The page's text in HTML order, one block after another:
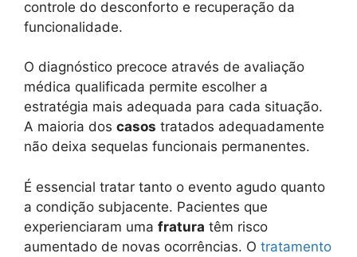
controle do desconforto e recuperação da
funcionalidade.
O diagnóstico precoce através de avaliação
médica qualificada permite escolher a
estratégia mais adequada para cada situação.
A maioria dos casos tratados adequadamente
não deixa sequelas funcionais permanentes.
É essencial tratar tanto o evento agudo quanto
a condição subjacente. Pacientes que
experienciaram uma fratura têm risco
aumentado de novas ocorrências. O tratamento